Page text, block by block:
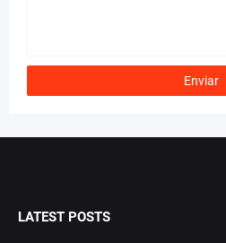
LATEST POSTS